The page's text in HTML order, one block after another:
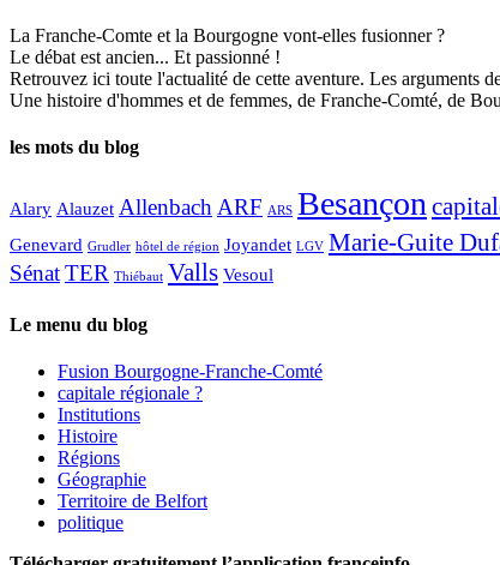
La Franche-Comte et la Bourgogne vont-elles fusionner ?
Le débat est ancien... Et passionné !
Retrouvez ici toute l'actualité de cette aventure. Les arguments
Une histoire d'hommes et de femmes, de Franche-Comté, de
les mots du blog
Alary Alauzet AllenbachARF ARS Besançon
Genevard Grudler hôtel de région Joyandet LGV Marie-Guite
SénatTER Thiébaut Valls Vesoul
Le menu du blog
Fusion Bourgogne-Franche-Comté
capitale régionale ?
Institutions
Histoire
Régions
Géographie
Territoire de Belfort
politique